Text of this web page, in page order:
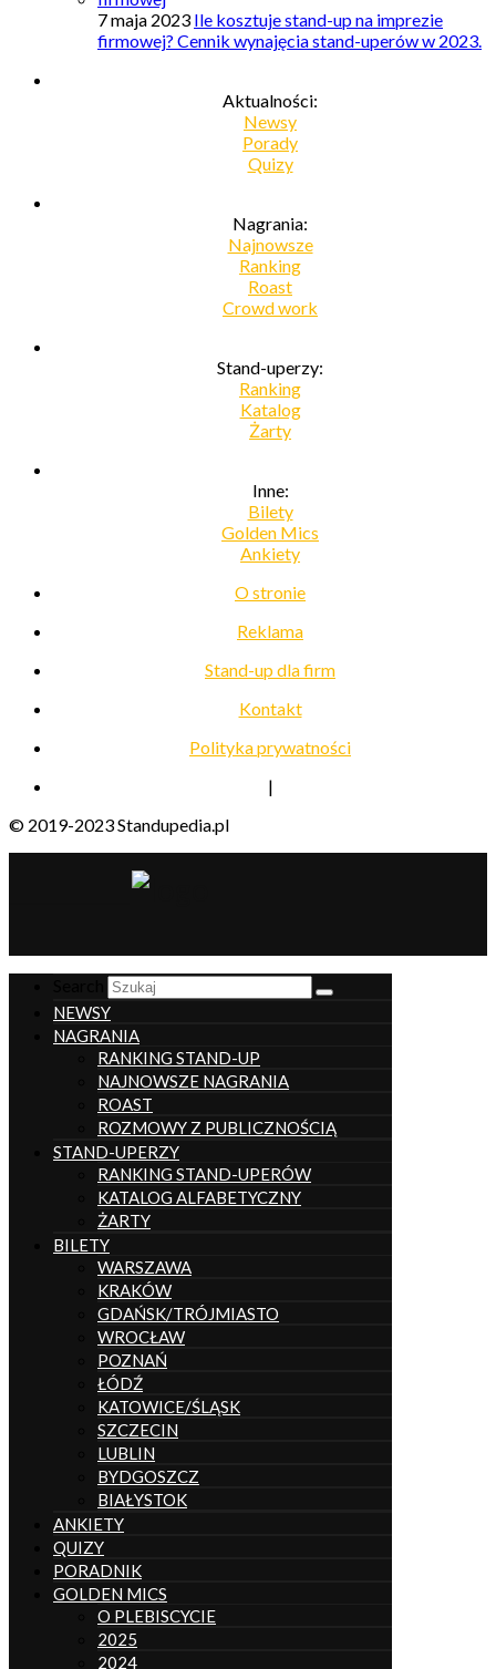
7 maja 2023 Ile kosztuje stand-up na imprezie
firmowej? Cennik wynajęcia stand-uperów w 2023.
Aktualności:
Newsy
Porady
Quizy
Nagrania:
Najnowsze
Ranking
Roast
Crowd work
Stand-uperzy:
Ranking
Katalog
Żarty
Inne:
Bilety
Golden Mics
Ankiety
O stronie
Reklama
Stand-up dla firm
Kontakt
Polityka prywatności
|
© 2019-2023 Standupedia.pl
NEWSY
NAGRANIA
RANKING STAND-UP
NAJNOWSZE NAGRANIA
ROAST
ROZMOWY Z PUBLICZNOŚCIĄ
STAND-UPERZY
RANKING STAND-UPERÓW
KATALOG ALFABETYCZNY
ŻARTY
BILETY
WARSZAWA
KRAKÓW
GDAŃSK/TRÓJMIASTO
WROCŁAW
POZNAŃ
ŁÓDŹ
KATOWICE/ŚLĄSK
SZCZECIN
LUBLIN
BYDGOSZCZ
BIAŁYSTOK
ANKIETY
QUIZY
PORADNIK
GOLDEN MICS
O PLEBISCYCIE
2025
2024